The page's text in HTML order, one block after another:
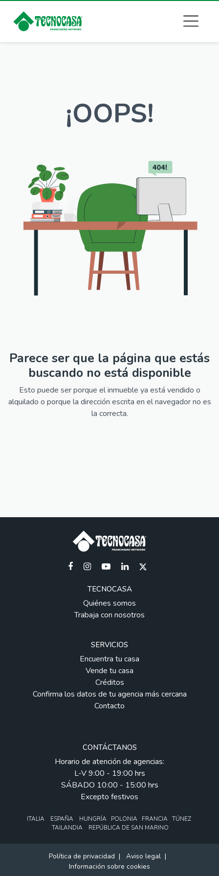
¡OOPS!
Parece ser que la página que estás
buscando no está disponible
Esto puede ser porque el inmueble ya está vendido o
alquilado o porque la dirección escrita en el navegador no es
la correcta.
TECNOCASA
Quiénes somos
Trabaja con nosotros
SERVICIOS
Encuentra tu casa
Vende tu casa
Créditos
Confirma los datos de tu agencia más cercana
Contacto
CONTÁCTANOS
Horario de atención de agencias:
L-V 9:00 - 19:00 hrs
SÁBADO 10:00 - 15:00 hrs
Excepto festivos
ITALIA ESPAÑA HUNGRÍA POLONIA FRANCIA TÚNEZ
TAILANDIA REPÚBLICA DE SAN MARINO
Política de privacidad | Aviso legal |
Información sobre cookies